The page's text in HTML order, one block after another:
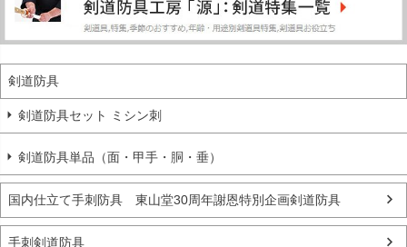
剣道防具
剣道防具セット ミシン刺
剣道防具単品（面・甲手・胴・垂）
国内仕立て手刺防具 東山堂30周年謝恩特別企画剣道防具
手刺剣道防具